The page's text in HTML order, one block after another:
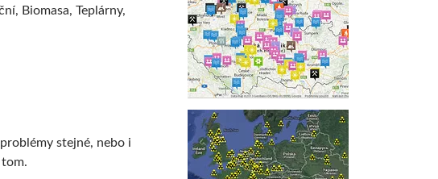
Biomasa, Teplárny,
stejné, nebo i